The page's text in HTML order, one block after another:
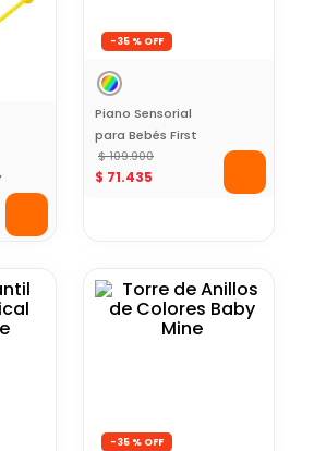
-35 %
Piano Sensorial
para Bebés First
Note Baby Mine
$ 109.900
$ 71.435
-35 %